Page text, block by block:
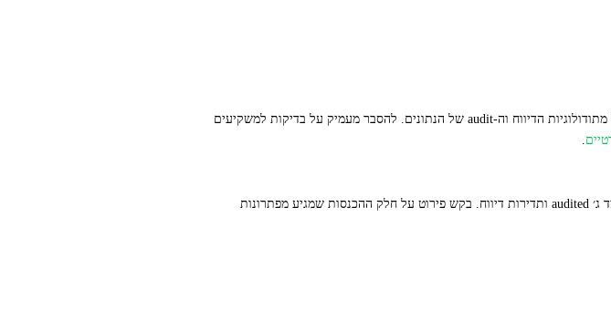
מדגישה בצד הלימוד והניתוח של קרנות ותיקים את הצורך ב‑due diligence על מתודולוגיות הדיווח וה‑audit של הנתונים. להסבר מעמיק על בדיקות למשקיעים
אתה צריך להבחין בין מסרים שיווקיים לבין מדידה אמיתית. בקש KPI ברורים, נתוני צד ג׳ audited ותדירות דיווח. בקש פירוט על חלק ההכנסות שמגיע מפתרונות